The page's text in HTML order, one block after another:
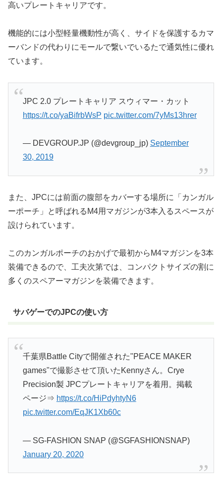
高いプレートキャリアです。
機能的には小型軽量機動性が高く、サイドを保護するカマ
ーバンドの代わりにモールで繋いでいるたで通気性に優れ
ています。
JPC 2.0 プレートキャリア スウィマー・カット
https://t.co/yaBifrbWsP pic.twitter.com/7yMs13hrer
— DEVGROUP.JP (@devgroup_jp) September
30, 2019
また、JPCには前面の腹部をカバーする場所に「カンガル
ーポーチ」と呼ばれるM4用マガジンが3本入るスペースが
設けられています。
このカンガルポーチのおかげで最初からM4マガジンを3本
装備できるので、工夫次第では、コンパクトサイズの割に
多くのスペアーマガジンを装備できます。
サバゲーでのJPCの使い方
千葉県Battle Cityで開催された"PEACE MAKER
games"で撮影させて頂いたKennyさん。Crye
Precision製 JPCプレートキャリアを着用。掲載
ページ⇒ https://t.co/HiPdyhtyN6
pic.twitter.com/EqJK1Xb60c
— SG-FASHION SNAP (@SGFASHIONSNAP)
January 20, 2020